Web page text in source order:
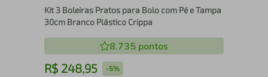
Kit 3 Boleiras Pratos para Bolo com Pé e Tampa
30cm Branco Plástico Crippa
8.735 pontos
R$ 248,95 -5%